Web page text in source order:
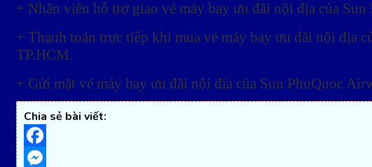
+ Nhân viên hỗ trợ giao vé máy bay ưu đãi nội địa của
+ Thanh toán trực tiếp khi mua vé máy bay ưu đãi nội địa
TP.HCM.
+ Gửi mặt vé máy bay ưu đãi nội địa của Sun PhuQuoc
Chia sẻ bài viết:
Facebook